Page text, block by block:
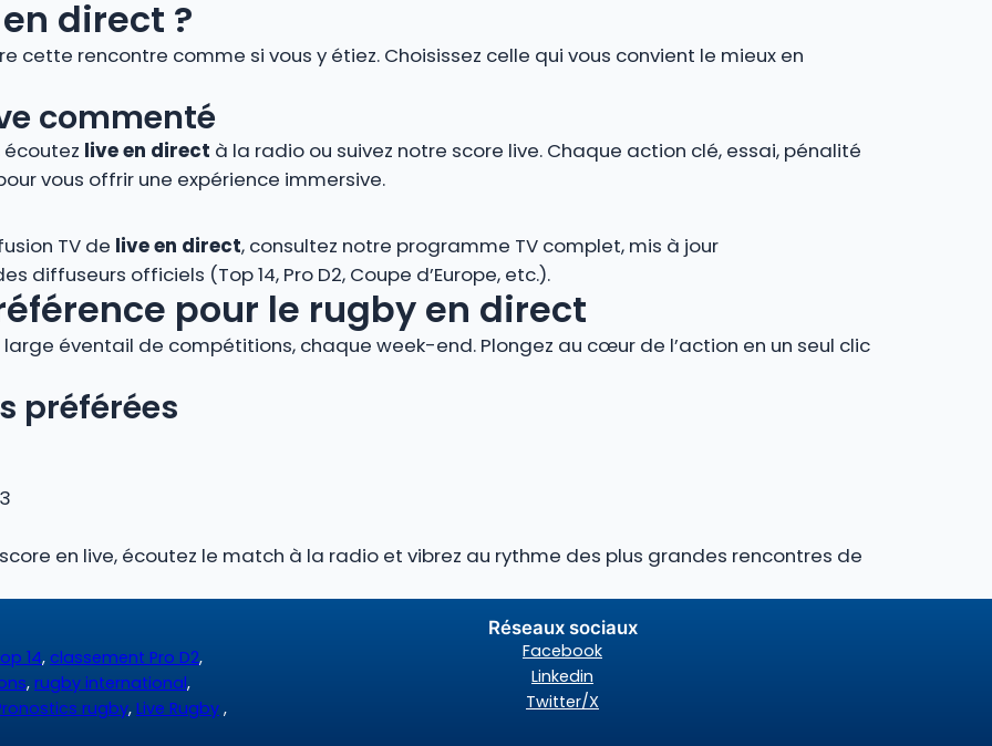
direct ?
cette rencontre comme si vous y étiez. Choisissez celle qui vous convient le mieux en
commenté
écoutez live en direct à la radio ou suivez notre score live. Chaque action clé, essai, pénalité
vous offrir une expérience immersive.
TV de live en direct, consultez notre programme TV complet, mis à jour
officiels (Top 14, Pro D2, Coupe d’Europe, etc.).
pour le rugby en direct
éventail de compétitions, chaque week-end. Plongez au cœur de l’action en un seul clic
préférées
en live, écoutez le match à la radio et vibrez au rythme des plus grandes rencontres de
14, classement Pro D2,
, rugby international,
rugby, Live Rugby ,
Réseaux sociaux
Facebook
Linkedin
Twitter/X